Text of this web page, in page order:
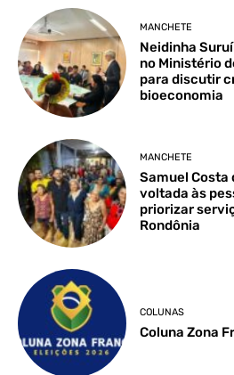
MANCHETE
Neidinha
no Ministério
para discutir
bioeconomia
MANCHETE
Samuel
voltada às
priorizar
Rondônia
COLUNAS
Coluna Zona